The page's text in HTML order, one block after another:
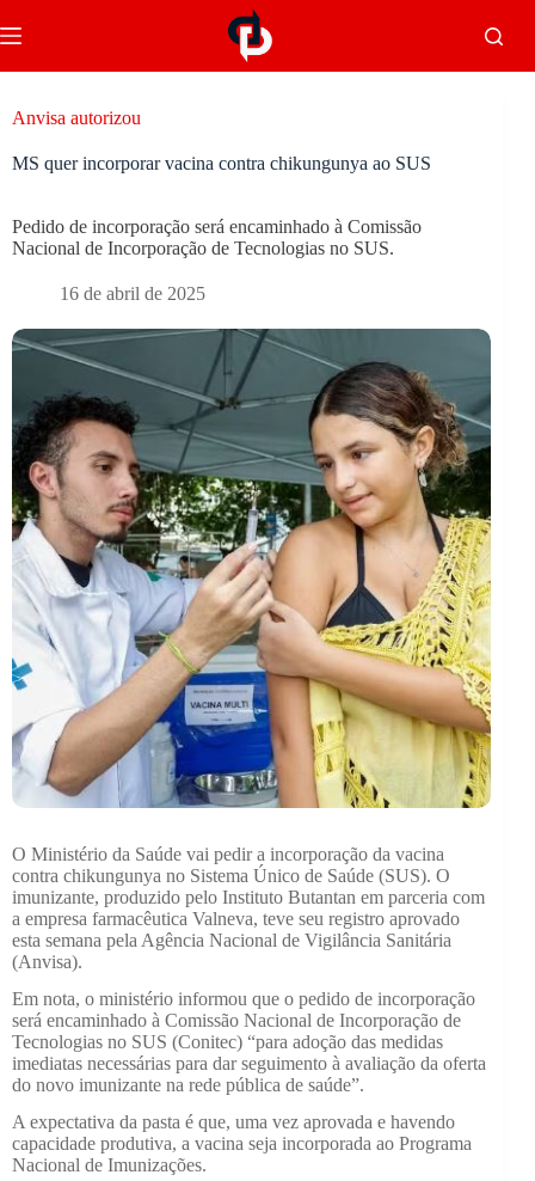
Anvisa autorizou
MS quer incorporar vacina contra chikungunya ao SUS
Pedido de incorporação será encaminhado à Comissão
Nacional de Incorporação de Tecnologias no SUS.
16 de abril de 2025
O Ministério da Saúde vai pedir a incorporação da vacina
contra chikungunya no Sistema Único de Saúde (SUS). O
imunizante, produzido pelo Instituto Butantan em parceria com
a empresa farmacêutica Valneva, teve seu registro aprovado
esta semana pela Agência Nacional de Vigilância Sanitária
(Anvisa).
Em nota, o ministério informou que o pedido de incorporação
será encaminhado à Comissão Nacional de Incorporação de
Tecnologias no SUS (Conitec) “para adoção das medidas
imediatas necessárias para dar seguimento à avaliação da oferta
do novo imunizante na rede pública de saúde”.
A expectativa da pasta é que, uma vez aprovada e havendo
capacidade produtiva, a vacina seja incorporada ao Programa
Nacional de Imunizações.